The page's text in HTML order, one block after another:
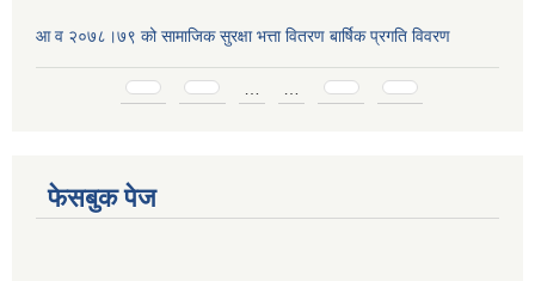
आ व २०७८।७९ को सामाजिक सुरक्षा भत्ता वितरण बार्षिक प्रगति विवरण
Pages
फेसबुक पेज